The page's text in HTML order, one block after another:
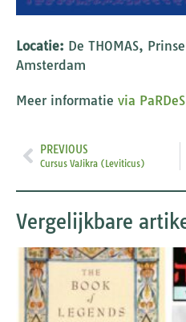
Locatie: De THOMAS,
Amsterdam
Meer informatie via PaRDeS
PREVIOUS
Cursus VaJikra (Leviticus)
Vergelijkbare